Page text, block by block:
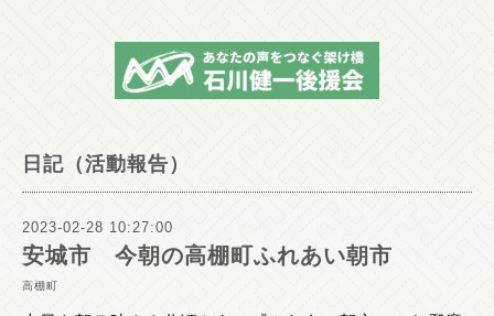
日記（活動報告）
2023-02-28 10:27:00
安城市 今朝の高棚町ふれあい朝市
高棚町